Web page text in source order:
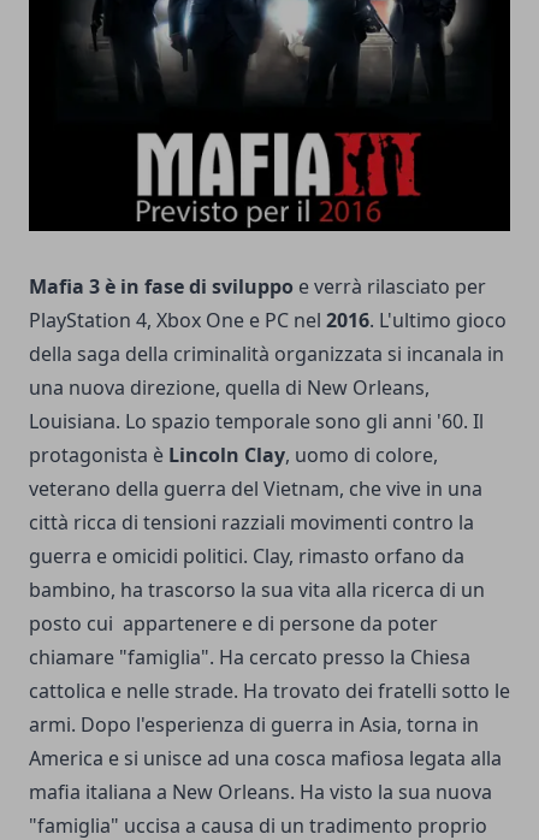
Mafia 3 è in fase di sviluppo e verrà rilasciato per
PlayStation 4, Xbox One e PC nel 2016. L'ultimo gioco
della saga della criminalità organizzata si incanala in
una nuova direzione, quella di New Orleans,
Louisiana. Lo spazio temporale sono gli anni '60. Il
protagonista è Lincoln Clay, uomo di colore,
veterano della guerra del Vietnam, che vive in una
città ricca di tensioni razziali movimenti contro la
guerra e omicidi politici. Clay, rimasto orfano da
bambino, ha trascorso la sua vita alla ricerca di un
posto cui appartenere e di persone da poter
chiamare "famiglia". Ha cercato presso la Chiesa
cattolica e nelle strade. Ha trovato dei fratelli sotto le
armi. Dopo l'esperienza di guerra in Asia, torna in
America e si unisce ad una cosca mafiosa legata alla
mafia italiana a New Orleans. Ha visto la sua nuova
"famiglia" uccisa a causa di un tradimento proprio